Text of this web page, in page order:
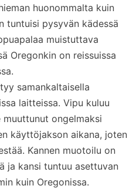
huonommalta kuin
tuntuisi pysyvän kädessä
muistuttava
Oregonkin on reissuissa
samankaltaisella
laitteissa. Vipu kuluu
ongelmaksi
käyttöjakson aikana, joten
Kannen muotoilu on
ja kansi tuntuu asettuvan
kuin Oregonissa.